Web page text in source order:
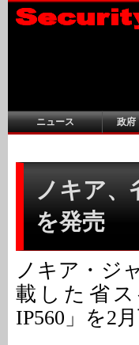
ニュース 政府
ノキア
を発売
ノキア・ジ
載した省
IP560」を2